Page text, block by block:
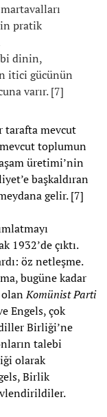
pratik
dinin,
itici gücünün
varır. [7]
tarafta mevcut
toplumun
üretimi’nin
başkaldıran
gelir. [7]
1932’de çıktı.
öz netleşme.
bugüne kadar
olanKomünist Parti
Engels, çok
Birliği’ne
talebi
olarak
Birlik